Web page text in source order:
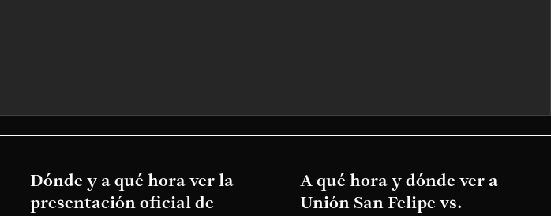
Dónde y a qué hora ver la
presentación oficial de
A qué hora y dónde ver a
Unión San Felipe vs.